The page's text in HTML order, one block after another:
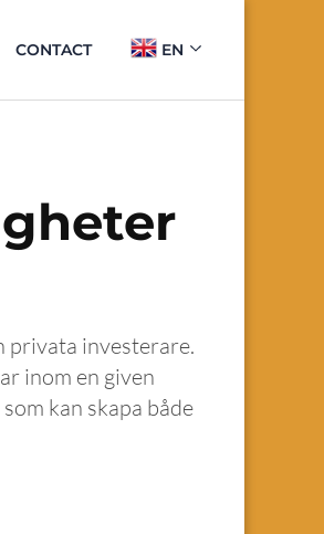
CONTACT EN
privata investerare.
inom en given
kan skapa både